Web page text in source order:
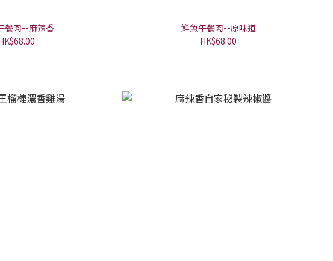
餐肉--麻辣香
鮮魚午餐肉--原味道
HK$68.00